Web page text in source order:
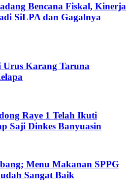
Bencana Fiskal, Kinerja
SiLPA dan Gagalnya
Urus Karang Taruna
Raye 1 Telah Ikuti
Saji Dinkes Banyuasin
Menu Makanan SPPG
Sangat Baik